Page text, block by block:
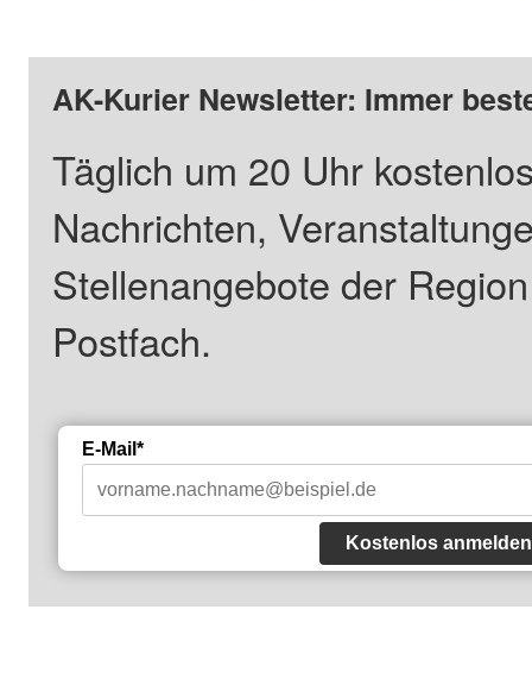
AK-Kurier Newsletter: Immer
Täglich um 20 Uhr
Nachrichten,
Stellenangebote der
Postfach.
E-Mail*
Kostenlos anmelden